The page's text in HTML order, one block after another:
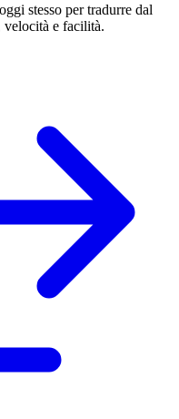
oggi stesso per tradurre dal
velocità e facilità.